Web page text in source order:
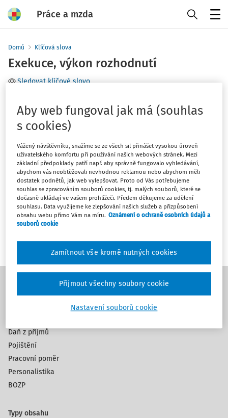
Práce a mzda
Domů Klíčová slova
Exekuce, výkon rozhodnutí
Sledovat klíčové slovo
Filtr
Počet vyhledaných dokumentů:0
Žádné výsledky
Daň z příjmů
Pojištění
Pracovní poměr
Personalistika
BOZP
Typy obsahu
Aby web fungoval jak má (souhlas
s cookies)
Vážený návštěvníku, snažíme se ze všech sil přinášet vysokou úroveň
uživatelského komfortu při používání našich webových stránek. Mezi
základní předpoklady patří např. aby správně fungovalo vyhledávání,
abychom vás neobtěžovali nevhodnou reklamou nebo abychom měli
dostatek podnětů, jak web vylepšovat. Proto od Vás potřebujeme
souhlas se zpracováním souborů cookies, tj. malých souborů, které se
dočasně ukládají ve vašem prohlížeči. Předem děkujeme za udělení
souhlasu. Data využijeme ke zlepšování našich služeb a přizpůsobení
obsahu webu přímo Vám na míru. Oznámení o ochraně osobních údajů a
souborů cookie
Nastavení souborů cookie
Zamítnout vše kromě nutných cookies
Přijmout všechny soubory cookie